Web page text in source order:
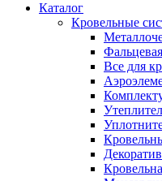
Каталог
Кровельные
Все для